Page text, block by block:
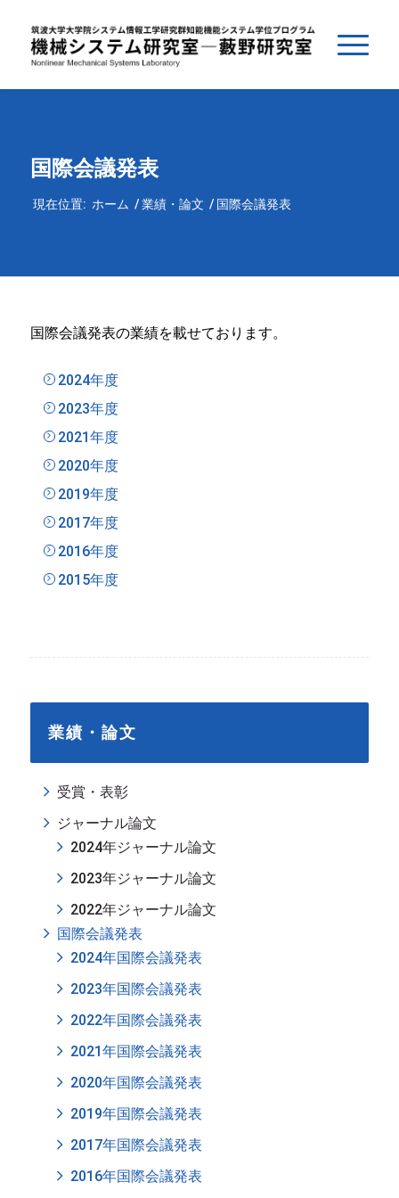
国際会議発表
現在位置: ホーム /業績・論文 / 国際会議発表
国際会議発表の業績を載せております。
2024年度
2023年度
2021年度
2020年度
2019年度
2017年度
2016年度
2015年度
業績・論文
受賞・表彰
ジャーナル論文
2024年ジャーナル論文
2023年ジャーナル論文
2022年ジャーナル論文
国際会議発表
2024年国際会議発表
2023年国際会議発表
2022年国際会議発表
2021年国際会議発表
2020年国際会議発表
2019年国際会議発表
2017年国際会議発表
2016年国際会議発表